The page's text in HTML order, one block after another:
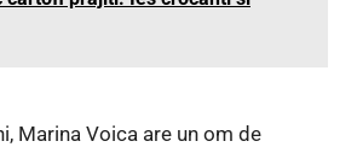
Marina Voica are un om de